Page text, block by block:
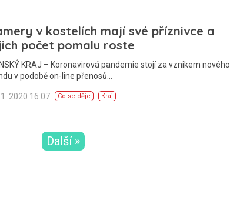
v kostelích mají své příznivce a
počet pomalu roste
KRAJ – Koronavirová pandemie stojí za vznikem nového
v podobě on-line přenosů…
2020 16:07 Co se děje Kraj
Další »